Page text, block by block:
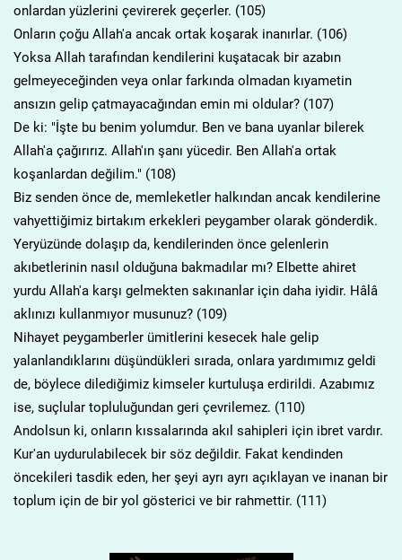
onlardan yüzlerini çevirerek geçerler. (105)
Onların çoğu Allah'a ancak ortak koşarak inanırlar. (106)
Yoksa Allah tarafından kendilerini kuşatacak bir azabın
gelmeyeceğinden veya onlar farkında olmadan kıyametin
ansızın gelip çatmayacağından emin mi oldular? (107)
De ki: "İşte bu benim yolumdur. Ben ve bana uyanlar bilerek
Allah'a çağırırız. Allah'ın şanı yücedir. Ben Allah'a ortak
koşanlardan değilim." (108)
Biz senden önce de, memleketler halkından ancak kendilerine
vahyettiğimiz birtakım erkekleri peygamber olarak gönderdik.
Yeryüzünde dolaşıp da, kendilerinden önce gelenlerin
akıbetlerinin nasıl olduğuna bakmadılar mı? Elbette ahiret
yurdu Allah'a karşı gelmekten sakınanlar için daha iyidir. Hâlâ
aklınızı kullanmıyor musunuz? (109)
Nihayet peygamberler ümitlerini kesecek hale gelip
yalanlandıklarını düşündükleri sırada, onlara yardımımız geldi
de, böylece dilediğimiz kimseler kurtuluşa erdirildi. Azabımız
ise, suçlular topluluğundan geri çevrilemez. (110)
Andolsun ki, onların kıssalarında akıl sahipleri için ibret vardır.
Kur'an uydurulabilecek bir söz değildir. Fakat kendinden
öncekileri tasdik eden, her şeyi ayrı ayrı açıklayan ve inanan bir
toplum için de bir yol gösterici ve bir rahmettir. (111)